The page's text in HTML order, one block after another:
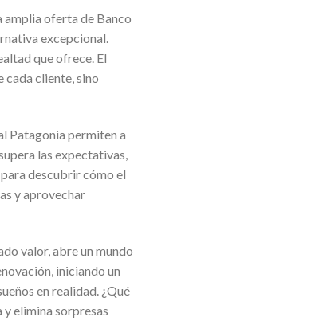
amplia oferta de Banco
excepcional.
que ofrece. El
cada cliente, sino
Patagonia permiten a
las expectativas,
descubrir cómo el
y aprovechar
valor, abre un mundo
iniciando un
en realidad. ¿Qué
elimina sorpresas